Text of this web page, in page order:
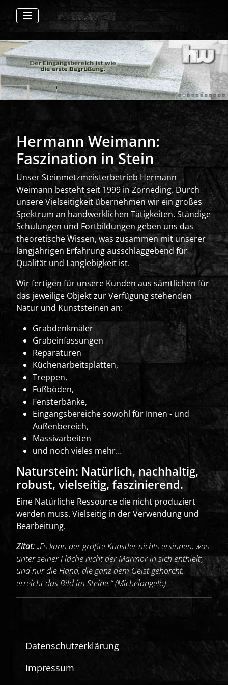
Hermann Weimann:
Faszination in Stein
Unser Steinmetzmeisterbetrieb Hermann
Weimann besteht seit 1999 in Zorneding. Durch
unsere Vielseitigkeit übernehmen wir ein großes
Spektrum an handwerklichen Tätigkeiten. Ständige
Schulungen und Fortbildungen geben uns das
theoretische Wissen, was zusammen mit unserer
langjährigen Erfahrung ausschlaggebend für
Qualität und Langlebigkeit ist.
Wir fertigen für unsere Kunden aus sämtlichen für
das jeweilige Objekt zur Verfügung stehenden
Natur und Kunststeinen an:
Grabdenkmäler
Grabeinfassungen
Reparaturen
Küchenarbeitsplatten,
Treppen,
Fußböden,
Fensterbänke,
Eingangsbereiche sowohl für Innen - und
Außenbereich,
Massivarbeiten
und noch vieles mehr…
Naturstein: Natürlich, nachhaltig,
robust, vielseitig, faszinierend.
Eine Natürliche Ressource die nicht produziert
werden muss. Vielseitig in der Verwendung und
Bearbeitung.
Zitat:„Es kann der größte Künstler nichts ersinnen, was
unter seiner Fläche nicht der Marmor in sich enthielt‘,
und nur die Hand, die ganz dem Geist gehorcht,
erreicht das Bild im Steine.“ (Michelangelo)
Datenschutzerklärung
Impressum